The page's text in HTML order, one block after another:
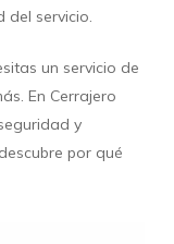
del servicio.
un servicio de
En Cerrajero
y
por qué